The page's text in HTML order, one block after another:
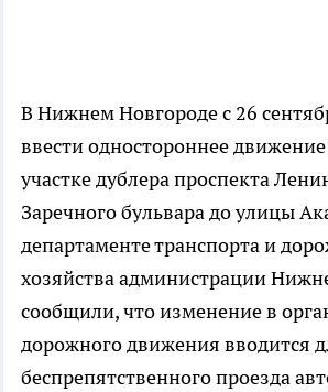
В Нижнем Новгороде с 26
ввести одностороннее
участке дублера проспекта
Заречного бульвара до улицы
департаменте транспорта и
хозяйства администрации
сообщили, что изменение в
дорожного движения вводится
беспрепятственного проезда